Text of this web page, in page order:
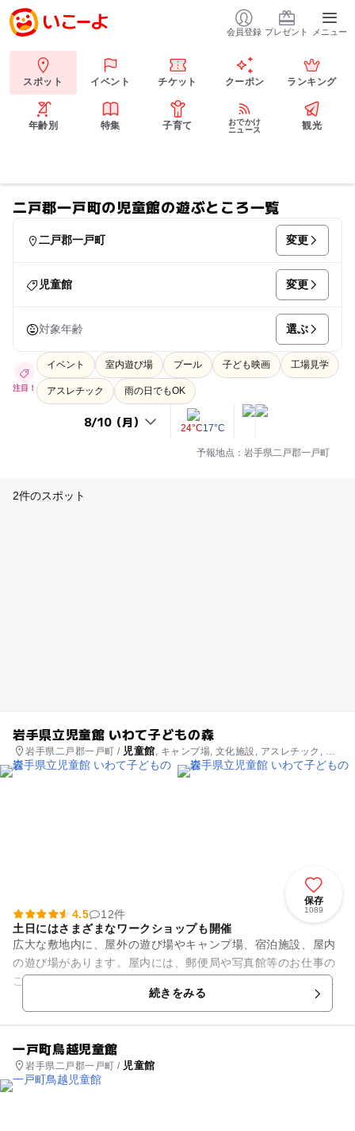
会員登録 プレゼント メニュー
スポット イベント チケット クーポン ランキング
年齢別 特集 子育て
おでかけ
ニュース
観光
二戸郡一戸町の児童館の遊ぶところ一覧
二戸郡一戸町 変更
児童館 変更
対象年齢 選ぶ
注目！
イベント 室内遊び場 プール 子ども映画 工場見学
アスレチック 雨の日でもOK
24°C17°C
予報地点：岩手県二戸郡一戸町
2件のスポット
岩手県立児童館 いわて子どもの森
岩手県二戸郡一戸町 / 児童館 , キャンプ場, 文化施設, アスレチック, ホ
テル・旅館
保存
1089
4.5
12件
土日にはさまざまなワークショップも開催
広大な敷地内に、屋外の遊び場やキャンプ場、宿泊施設、屋内
の遊び場があります。屋内には、郵便局や写真館等のお仕事の
ごっこ遊びで遊べる電車「おしごとトレイン」や、お湯のかわ
りにおもちゃにつかって遊べ...続きをみる
一戸町鳥越児童館
岩手県二戸郡一戸町 / 児童館